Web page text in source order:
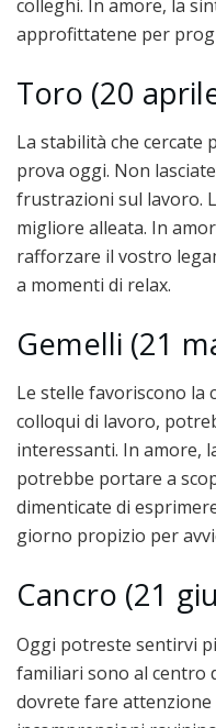
colleghi. In amore, la
approfittatene per
Toro (20
La stabilità che cercate
prova oggi. Non
frustrazioni sul lavoro.
migliore alleata. In
rafforzare il vostro
a momenti di relax.
Gemelli (21
Le stelle favoriscono la
colloqui di lavoro,
interessanti. In amore,
potrebbe portare a
dimenticate di
giorno propizio per
Cancro (21
Oggi potreste sentirvi
familiari sono al centro
dovrete fare attenzione